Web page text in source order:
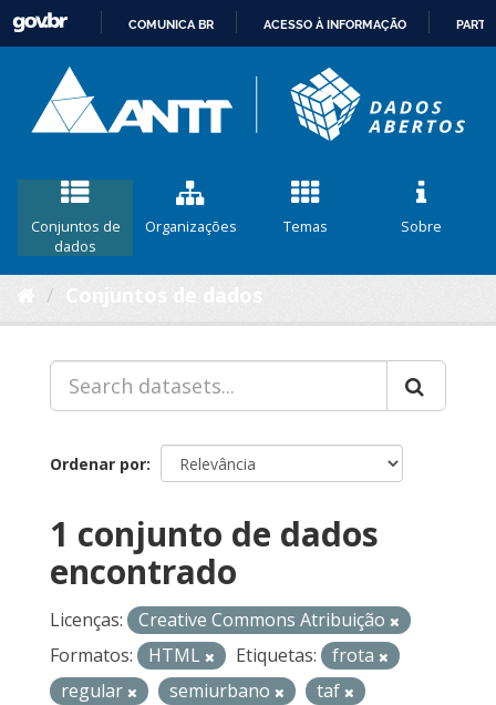
CONTEÚDO
COMUNICA BR ACESSO À INFORMAÇÃO
Conjuntos de
dados
Organizações Temas Sobre
Ordenar por
1 conjunto de dados
encontrado
Licenças:
Creative Commons Atribuição
Formatos:
HTML Etiquetas:
frota
regular
semiurbano
taf